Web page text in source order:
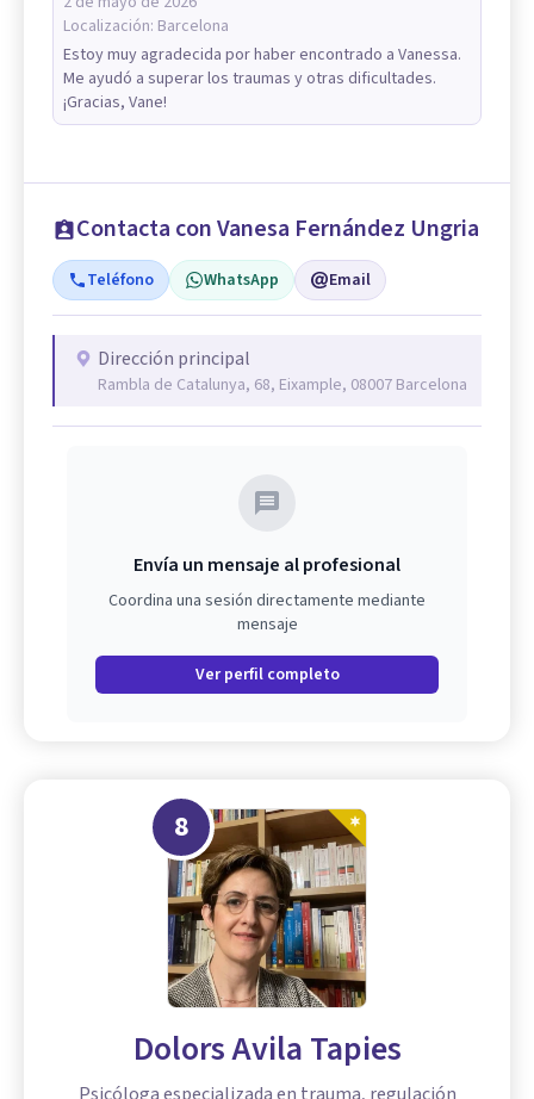
Localización: Barcelona
Estoy muy agradecida por haber encontrado a Vanessa.
Me ayudó a superar los traumas y otras dificultades.
¡Gracias, Vane!
Contacta con Vanesa Fernández Ungria
Teléfono WhatsApp Email
Dirección principal
Rambla de Catalunya, 68, Eixample, 08007 Barcelona
Envía un mensaje al profesional
Coordina una sesión directamente mediante
mensaje
Ver perfil completo
8
Dolors Avila Tapies
Psicóloga especializada en trauma, regulación